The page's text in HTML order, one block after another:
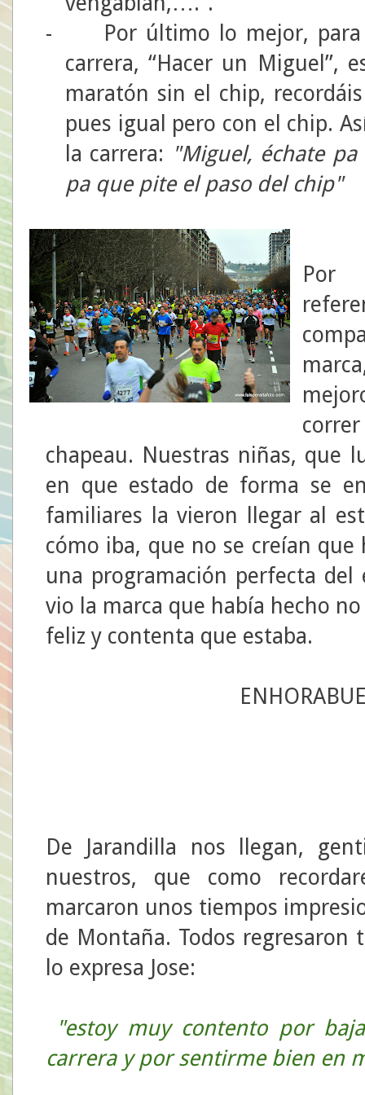
-
Por último lo mejor,
carrera, “Hacer un Miguel”,
maratón sin el chip,
pues igual pero con el chip.
la carrera: "Miguel, échate
pa que pite el paso del chip"
Por
chapeau. Nuestras niñas, que
en que estado de forma se
familiares la vieron llegar al
cómo iba, que no se creían
una programación perfecta
vio la marca que había hecho
feliz y contenta que estaba.
De Jarandilla nos llegan,
nuestros, que como
marcaron unos tiempos
de Montaña. Todos
lo expresa Jose:
"estoy muy contento por
carrera y por sentirme bien en